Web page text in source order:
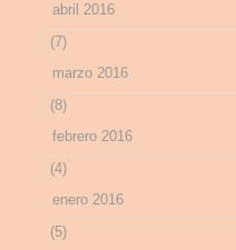
abril 2016
(7)
marzo 2016
(8)
febrero 2016
(4)
enero 2016
(5)